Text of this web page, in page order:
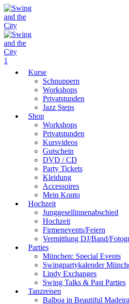
1
Kurse
Schnuppern
Workshops
Privatstunden
Jazz Steps
Shop
Workshops
Privatstunden
Kursvideos
Gutschein
DVD / CD
Party Tickets
Kleidung
Accessoires
Mein Konto
Hochzeit
Junggesellinnenabschied
Hochzeit
Firmenevents/Feiern
Vermittlung DJ/Band/
Parties
München: Special Events
Swingpartykalender
Lindy Exchanges
Swing Talks & Past Parties
Tanzreisen
Balboa in Beautiful Madeira